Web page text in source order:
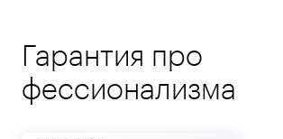
Гарантия про
фессионализма